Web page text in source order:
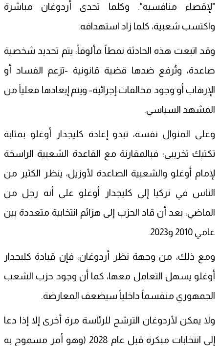
"لإقصاء منافسيه". وكلما تحدى أردوغان مباشرة
واكتسب شعبية، كلما زاد استهدافه.
وقد اتبعت هذه الحادثة نمطاً مألوفاً: يتم تحديد شخصية
صاعدة، وتُرفع ضدها قضية قانونية -تزعم الفساد أو
الإرهاب أو وجود مخالفات إجرائية- ويتم إبعادها فعلياً من
المشهد السياسي.
وعلى المنوال نفسه، تبدو إعادة كليجدار أوغلو بمثابة
تكتيك تخريبي؛ فبالمقارنة مع القاعدة الشعبية الراسخة
لإمام أوغلو والشعبية الصاعدة لأوزيل، ينظر الكثير من
الناس في تركيا إلى كليجدار أوغلو على أنه رجل من
الماضي، بعد أن قاد الحزب إلى هزائم انتخابية متعددة بين
عامي 2010 و2023.
ومع ذلك، من وجهة نظر أردوغان، فإن قيادة كليجدار
أوغلو يسهل التعامل معها، كما أن وجود حزب الشعب
الجمهوري منقسماً داخلياً سيضعف المعارضة.
ولا يمكن لأردوغان الترشح للرئاسة مرة أخرى إلا إذا دعا
إلى انتخابات مبكرة قبل عام 2028 (وهو أمر مسموح به